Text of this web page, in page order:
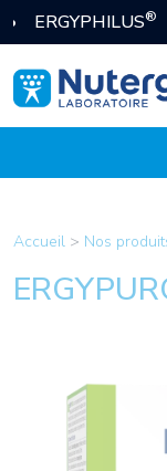
® •
Accueil > Nos